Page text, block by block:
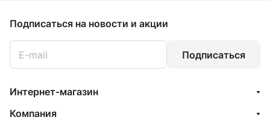
Подписаться на новости и акции
Подписаться
Интернет-магазин
Компания